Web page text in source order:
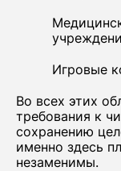
Игровые
Во всех этих
требования к
сохранению
именно здесь
незаменимы.